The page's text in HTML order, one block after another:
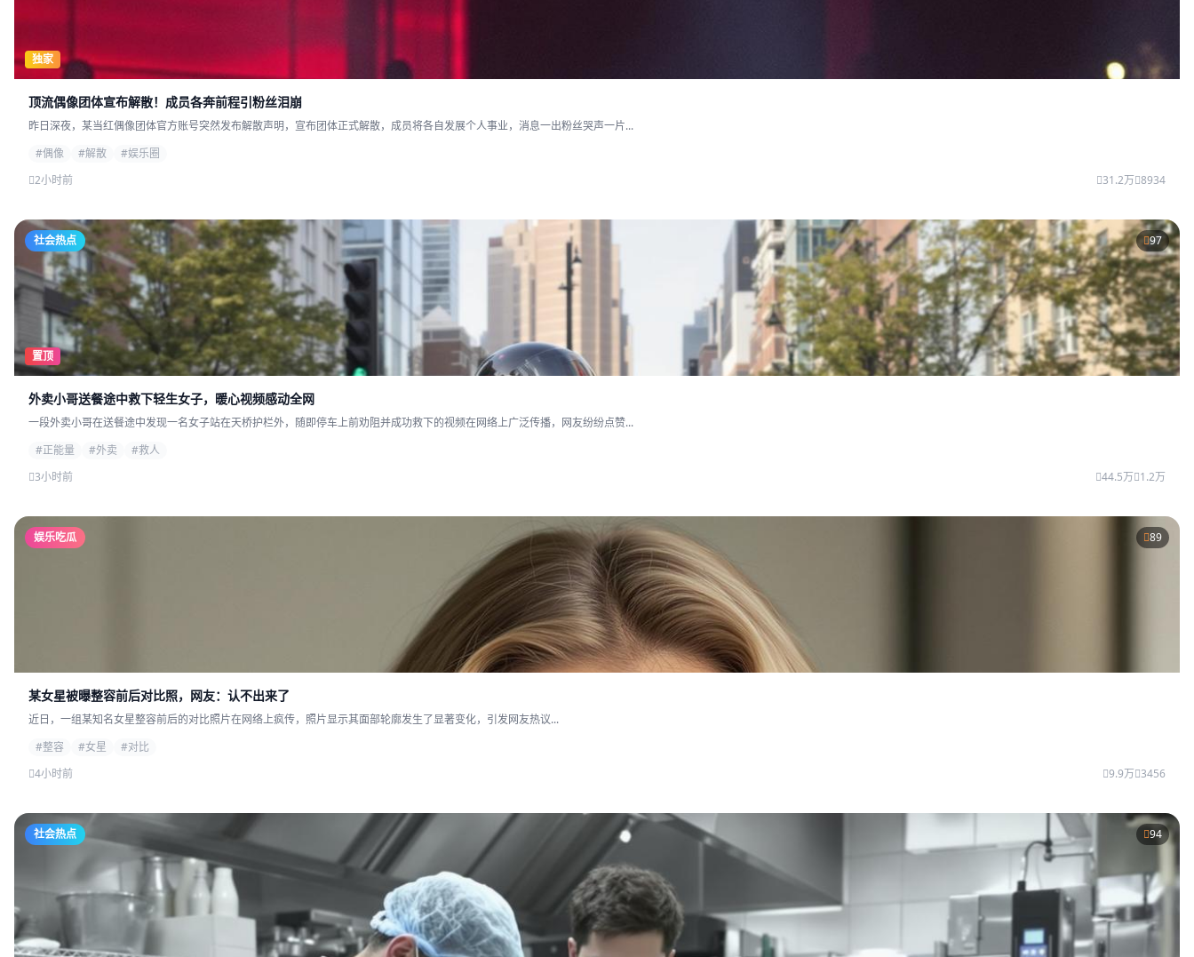
独家
顶流偶像团体宣布解散！成员各奔前程引粉丝泪崩
昨日深夜，某当红偶像团体官方账号突然发布解散声明，宣布团体正式解散，成员将各自发展个人事业，消息一出粉丝哭声一片...
#偶像
#解散
#娱乐圈
2小时前
31.2万 8934
社会热点 97
置顶
外卖小哥送餐途中救下轻生女子，暖心视频感动全网
一段外卖小哥在送餐途中发现一名女子站在天桥护栏外，随即停车上前劝阻并成功救下的视频在网络上广泛传播，网友纷纷点赞...
#正能量
#外卖
#救人
3小时前
44.5万 1.2万
娱乐吃瓜 89
某女星被曝整容前后对比照，网友：认不出来了
近日，一组某知名女星整容前后的对比照片在网络上疯传，照片显示其面部轮廓发生了显著变化，引发网友热议...
#整容
#女星
#对比
4小时前
9.9万 3456
社会热点 94